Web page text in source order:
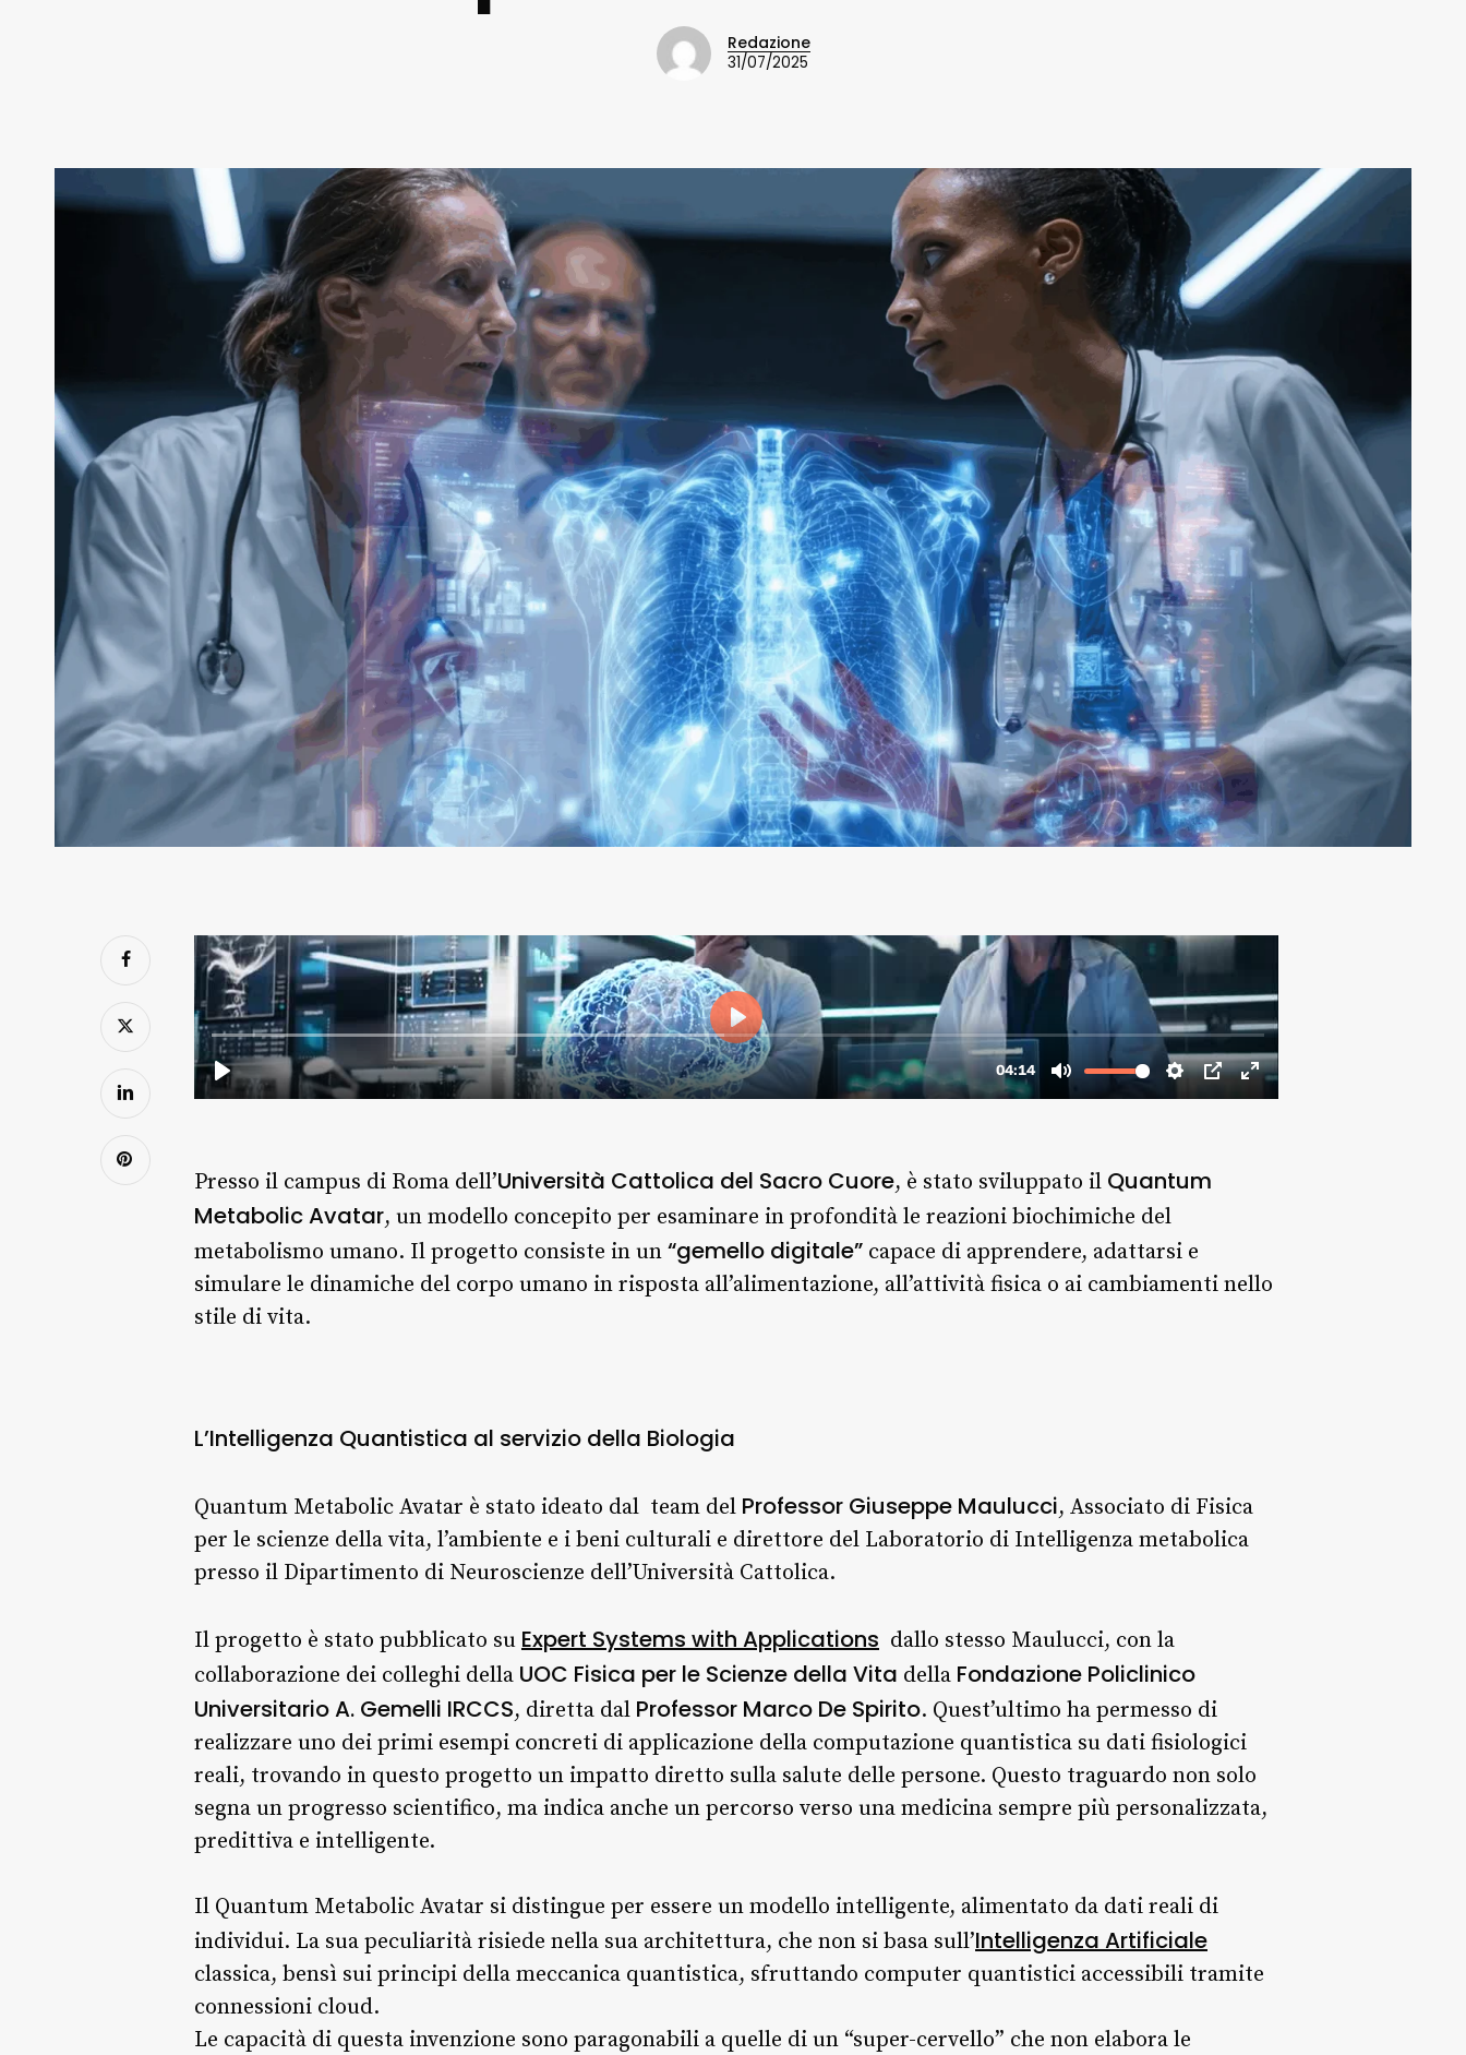
Redazione
31/07/2025
Presso il campus di Roma dell’Università Cattolica del Sacro Cuore, è stato sviluppato il Quantum
Metabolic Avatar, un modello concepito per esaminare in profondità le reazioni biochimiche del
metabolismo umano. Il progetto consiste in un “gemello digitale” capace di apprendere, adattarsi e
simulare le dinamiche del corpo umano in risposta all’alimentazione, all’attività fisica o ai cambiamenti nello
stile di vita.
L’Intelligenza Quantistica al servizio della Biologia
Quantum Metabolic Avatar è stato ideato dal team del Professor Giuseppe Maulucci, Associato di Fisica
per le scienze della vita, l’ambiente e i beni culturali e direttore del Laboratorio di Intelligenza metabolica
presso il Dipartimento di Neuroscienze dell’Università Cattolica.
Il progetto è stato pubblicato su Expert Systems with Applications dallo stesso Maulucci, con la
collaborazione dei colleghi della UOC Fisica per le Scienze della Vita della Fondazione Policlinico
Universitario A. Gemelli IRCCS, diretta dal Professor Marco De Spirito. Quest’ultimo ha permesso di
realizzare uno dei primi esempi concreti di applicazione della computazione quantistica su dati fisiologici
reali, trovando in questo progetto un impatto diretto sulla salute delle persone. Questo traguardo non solo
segna un progresso scientifico, ma indica anche un percorso verso una medicina sempre più personalizzata,
predittiva e intelligente.
Il Quantum Metabolic Avatar si distingue per essere un modello intelligente, alimentato da dati reali di
individui. La sua peculiarità risiede nella sua architettura, che non si basa sull’Intelligenza Artificiale
classica, bensì sui principi della meccanica quantistica, sfruttando computer quantistici accessibili tramite
connessioni cloud.
Le capacità di questa invenzione sono paragonabili a quelle di un “super-cervello” che non elabora le